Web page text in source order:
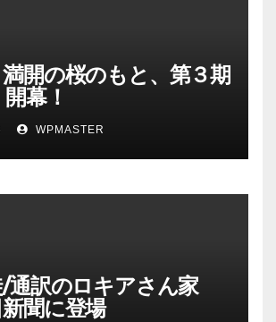
満開の桜のもと、第３期
幕！
WPMASTER
通訳のロキアさん家
聞に登場